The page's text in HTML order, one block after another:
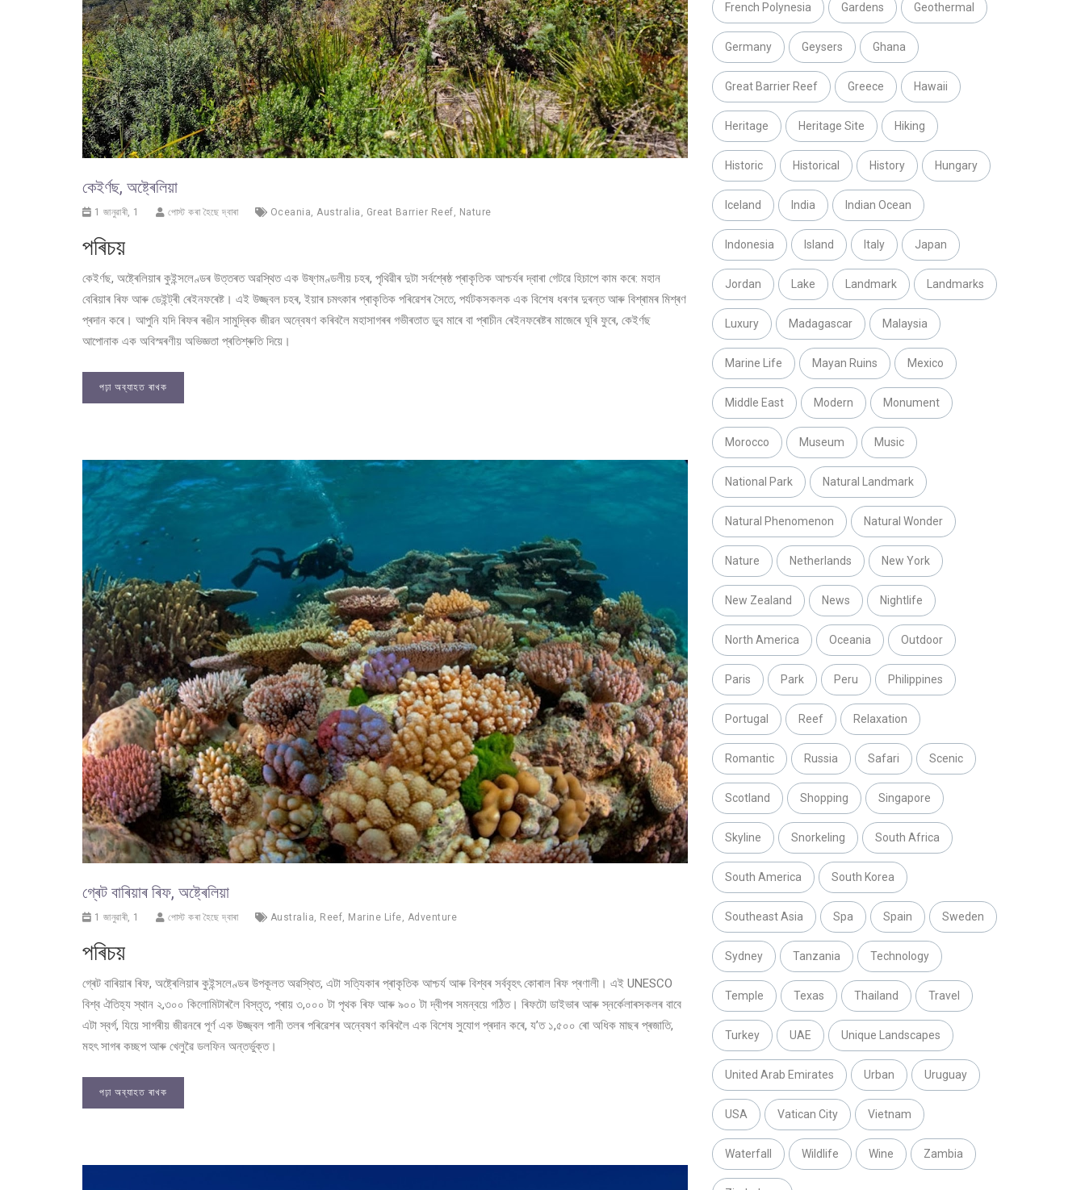
কেইৰ্ণছ, অষ্ট্ৰেলিয়া
1 জানুৱাৰী, 1 পোস্ট কৰা হৈছে দ্বাৰা Oceania, Australia , Great Barrier Reef, Nature
পৰিচয়
কেইৰ্ণছ, অষ্ট্ৰেলিয়াৰ কুইন্সলেণ্ডৰ উত্তৰত অৱস্থিত এক উষ্ণমণ্ডলীয় চহৰ, পৃথিৱীৰ দুটা সৰ্বশ্ৰেষ্ঠ প্ৰাকৃতিক আশ্চৰ্যৰ দ্বাৰা গেটৱে হিচাপে কাম কৰে: মহান
বেৰিয়াৰ ৰিফ আৰু ডেইন্ট্ৰী ৰেইনফৰেষ্ট। এই উজ্জ্বল চহৰ, ইয়াৰ চমৎকাৰ প্ৰাকৃতিক পৰিৱেশৰ সৈতে, পৰ্যটকসকলক এক বিশেষ ধৰণৰ দুৰন্ত আৰু বিশ্ৰামৰ মিশ্ৰণ
প্ৰদান কৰে। আপুনি যদি ৰিফৰ ৰঙীন সামুদ্ৰিক জীৱন অন্বেষণ কৰিবলৈ মহাসাগৰৰ গভীৰতাত ডুব মাৰে বা প্ৰাচীন ৰেইনফৰেষ্টৰ মাজেৰে ঘূৰি ফুৰে, কেইৰ্ণছ
আপোনাক এক অবিস্মৰণীয় অভিজ্ঞতা প্ৰতিশ্ৰুতি দিয়ে।
পঢ়া অব্যাহত ৰাখক
গ্ৰেট বাৰিয়াৰ ৰিফ, অষ্ট্ৰেলিয়া
1 জানুৱাৰী, 1 পোস্ট কৰা হৈছে দ্বাৰা Australia Reef Marine Life Adventure
পৰিচয়
গ্ৰেট বাৰিয়াৰ ৰিফ, অষ্ট্ৰেলিয়াৰ কুইন্সলেণ্ডৰ উপকূলত অৱস্থিত, এটা সত্যিকাৰ প্ৰাকৃতিক আশ্চৰ্য আৰু বিশ্বৰ সৰ্ববৃহৎ কোৰাল ৰিফ প্ৰণালী। এই UNESCO
বিশ্ব ঐতিহ্য স্থান ২,৩০০ কিলোমিটাৰলৈ বিস্তৃত, প্ৰায় ৩,০০০ টা পৃথক ৰিফ আৰু ৯০০ টা দ্বীপৰ সমন্বয়ে গঠিত। ৰিফটো ডাইভাৰ আৰু স্নৰ্কেলাৰসকলৰ বাবে
এটা স্বৰ্গ, যিয়ে সাগৰীয় জীৱনৰে পূৰ্ণ এক উজ্জ্বল পানী তলৰ পৰিৱেশৰ অন্বেষণ কৰিবলৈ এক বিশেষ সুযোগ প্ৰদান কৰে, য’ত ১,৫০০ ৰো অধিক মাছৰ প্ৰজাতি,
মহৎ সাগৰ কচ্ছপ আৰু খেলুৱৈ ডলফিন অন্তর্ভুক্ত।
পঢ়া অব্যাহত ৰাখক
French Polynesia Gardens Geothermal
Germany Geysers Ghana
Great Barrier Reef Greece Hawaii
Heritage Heritage Site Hiking
Historic Historical History Hungary
Iceland India Indian Ocean
Indonesia Island Italy Japan
Jordan Lake Landmark Landmarks
Luxury Madagascar Malaysia
Marine Life Mayan Ruins Mexico
Middle East Modern Monument
Morocco Museum Music
National Park Natural Landmark
Natural Phenomenon Natural Wonder
Nature Netherlands New York
New Zealand News Nightlife
North America Oceania Outdoor
Paris Park Peru Philippines
Portugal Reef Relaxation
Romantic Russia Safari Scenic
Scotland Shopping Singapore
Skyline Snorkeling South Africa
South America South Korea
Southeast Asia Spa Spain Sweden
Sydney Tanzania Technology
Temple Texas Thailand Travel
Turkey UAE Unique Landscapes
United Arab Emirates Urban Uruguay
USA Vatican City Vietnam
Waterfall Wildlife Wine Zambia